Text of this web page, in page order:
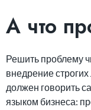
А что
Решить проблему
внедрение
должен говорить
языком бизнеса: